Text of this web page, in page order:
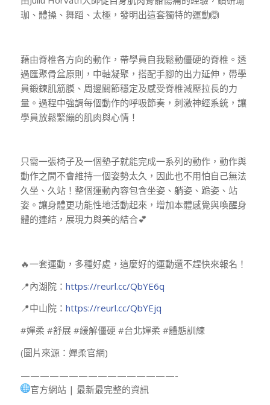
珈、體操、舞蹈、太極，發明出這套獨特的運動🙆
藉由脊椎各方向的動作，帶學員自我鬆動僵硬的脊椎。透
過匯聚骨盆原則，中軸凝聚，搭配手腳的出力延伸，帶學
員鍛鍊肌筋膜、周邊關節穩定及感受脊椎減壓拉長的力
量。過程中強調每個動作的呼吸節奏，刺激神經系統，讓
學員放鬆緊繃的肌肉與心情！
只需一張椅子及一個墊子就能完成一系列的動作，動作與
動作之間不會維持一個姿勢太久，因此也不用怕自己無法
久坐、久站！整個運動內容包含坐姿、躺姿、跪姿、站
姿。讓身體更功能性地活動起來，增加本體感覺與喚醒身
體的連結，展現力與美的結合💕
🔥一套運動，多種好處，這麼好的運動還不趕快來報名！
📍內湖院： https://reurl.cc/QbYE6q
📍中山院： https://reurl.cc/QbYEjq
#嬋柔 #舒展 #緩解僵硬 #台北嬋柔 #體態訓練
(圖片來源：嬋柔官網)
————————————————-
官方網站 | 最新最完整的資訊